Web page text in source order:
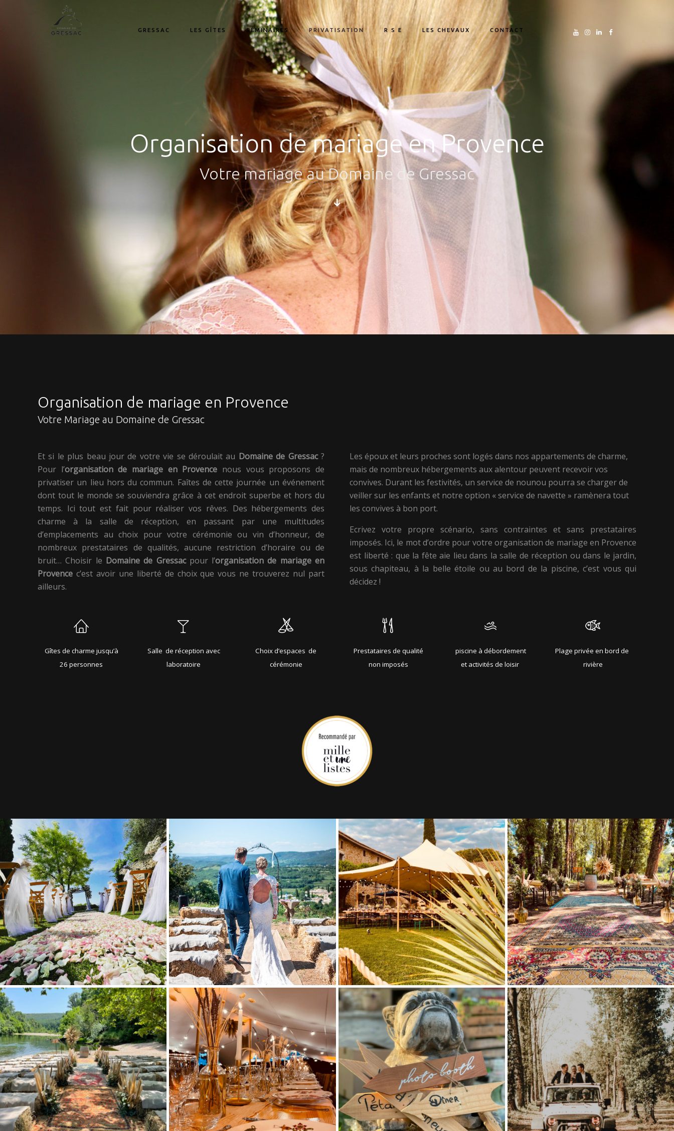
GRESSAC LES GÎTES SÉMINAIRES PRIVATISATION R S E LES CHEVAUX CONTACT
Organisation de mariage en Provence
Votre mariage au Domaine de Gressac
Organisation de mariage en Provence
Votre Mariage au Domaine de Gressac
Et si le plus beau jour de votre vie se déroulait au Domaine de Gressac?
Pour l’organisation de mariage en Provence nous vous proposons de
privatiser un lieu hors du commun. Faîtes de cette journée un événement
dont tout le monde se souviendra grâce à cet endroit superbe et hors du
temps. Ici tout est fait pour réaliser vos rêves. Des hébergements des
charme à la salle de réception, en passant par une multitudes
d’emplacements au choix pour votre cérémonie ou vin d’honneur, de
nombreux prestataires de qualités, aucune restriction d’horaire ou de
bruit… Choisir le Domaine de Gressacpour l’organisation de mariage en
Provence c’est avoir une liberté de choix que vous ne trouverez nul part
ailleurs.
Les époux et leurs proches sont logés dans nos appartements de charme,
mais de nombreux hébergements aux alentour peuvent recevoir vos
convives. Durant les festivités, un service de nounou pourra se charger de
veiller sur les enfants et notre option « service de navette » ramènera tout
les convives à bon port.
Ecrivez votre propre scénario, sans contraintes et sans prestataires
imposés. Ici, le mot d’ordre pour votre organisation de mariage en Provence
est liberté : que la fête aie lieu dans la salle de réception ou dans le jardin,
sous chapiteau, à la belle étoile ou au bord de la piscine, c’est vous qui
décidez !
Gîtes de charme jusqu’à
26 personnes
Salle de réception avec
laboratoire
Choix d’espaces de
cérémonie
Prestataires de qualité
non imposés
piscine à débordement
et activités de loisir
Plage privée en bord de
rivière